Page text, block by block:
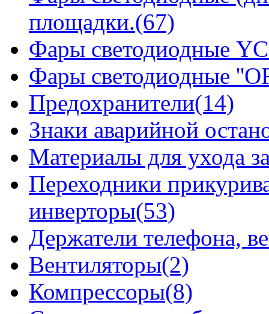
площадки.(67)
Фары светодиодные
Фары светодиодные
Предохранители(14)
Знаки аварийной
Материалы для ухода
Переходники
инверторы(53)
Держатели телефона,
Вентиляторы(2)
Компрессоры(8)